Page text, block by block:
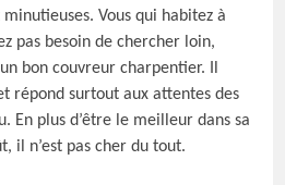
Vous qui habitez à
pas besoin de chercher loin,
bon couvreur charpentier. Il
répond surtout aux attentes des
En plus d’être le meilleur dans sa
il n’est pas cher du tout.